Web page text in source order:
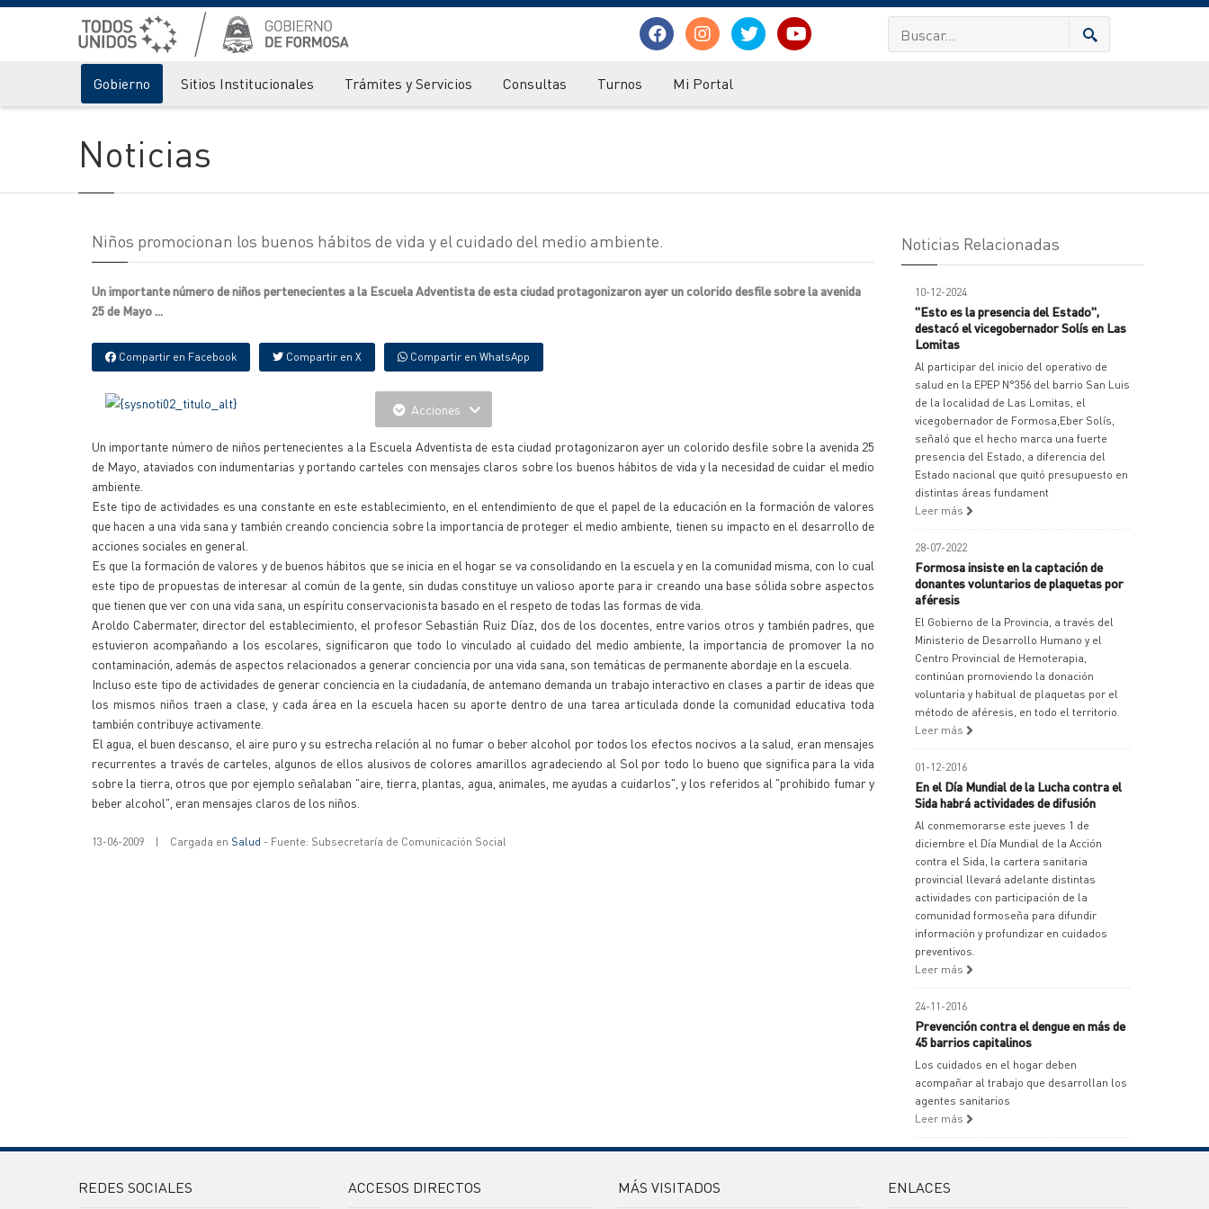
Gobierno Sitios Institucionales Trámites y Servicios Consultas Turnos Mi Portal
Noticias
Niños promocionan los buenos hábitos de vida y el cuidado del medio ambiente.
Un importante número de niños pertenecientes a la Escuela Adventista de esta ciudad protagonizaron ayer un colorido desfile sobre la avenida
25 de Mayo ...
Compartir en Facebook Compartir en X Compartir en WhatsApp
Acciones
Un importante número de niños pertenecientes a la Escuela Adventista de esta ciudad protagonizaron ayer un colorido desfile sobre la avenida 25
de Mayo, ataviados con indumentarias y portando carteles con mensajes claros sobre los buenos hábitos de vida y la necesidad de cuidar el medio
ambiente.
Este tipo de actividades es una constante en este establecimiento, en el entendimiento de que el papel de la educación en la formación de valores
que hacen a una vida sana y también creando conciencia sobre la importancia de proteger el medio ambiente, tienen su impacto en el desarrollo de
acciones sociales en general.
Es que la formación de valores y de buenos hábitos que se inicia en el hogar se va consolidando en la escuela y en la comunidad misma, con lo cual
este tipo de propuestas de interesar al común de la gente, sin dudas constituye un valioso aporte para ir creando una base sólida sobre aspectos
que tienen que ver con una vida sana, un espíritu conservacionista basado en el respeto de todas las formas de vida.
Aroldo Cabermater, director del establecimiento, el profesor Sebastián Ruiz Díaz, dos de los docentes, entre varios otros y también padres, que
estuvieron acompañando a los escolares, significaron que todo lo vinculado al cuidado del medio ambiente, la importancia de promover la no
contaminación, además de aspectos relacionados a generar conciencia por una vida sana, son temáticas de permanente abordaje en la escuela.
Incluso este tipo de actividades de generar conciencia en la ciudadanía, de antemano demanda un trabajo interactivo en clases a partir de ideas que
los mismos niños traen a clase, y cada área en la escuela hacen su aporte dentro de una tarea articulada donde la comunidad educativa toda
también contribuye activamente.
El agua, el buen descanso, el aire puro y su estrecha relación al no fumar o beber alcohol por todos los efectos nocivos a la salud, eran mensajes
recurrentes a través de carteles, algunos de ellos alusivos de colores amarillos agradeciendo al Sol por todo lo bueno que significa para la vida
sobre la tierra, otros que por ejemplo señalaban "aire, tierra, plantas, agua, animales, me ayudas a cuidarlos", y los referidos al "prohibido fumar y
beber alcohol", eran mensajes claros de los niños.
13-06-2009 | Cargada en Salud - Fuente: Subsecretaría de Comunicación Social
Noticias Relacionadas
10-12-2024
"Esto es la presencia del Estado",
destacó el vicegobernador Solís en Las
Lomitas
Al participar del inicio del operativo de
salud en la EPEP N°356 del barrio San Luis
de la localidad de Las Lomitas, el
vicegobernador de Formosa,Eber Solís,
señaló que el hecho marca una fuerte
presencia del Estado, a diferencia del
Estado nacional que quitó presupuesto en
distintas áreas fundament
Leer más
28-07-2022
Formosa insiste en la captación de
donantes voluntarios de plaquetas por
aféresis
El Gobierno de la Provincia, a través del
Ministerio de Desarrollo Humano y el
Centro Provincial de Hemoterapia,
continúan promoviendo la donación
voluntaria y habitual de plaquetas por el
método de aféresis, en todo el territorio.
Leer más
01-12-2016
En el Día Mundial de la Lucha contra el
Sida habrá actividades de difusión
Al conmemorarse este jueves 1 de
diciembre el Día Mundial de la Acción
contra el Sida, la cartera sanitaria
provincial llevará adelante distintas
actividades con participación de la
comunidad formoseña para difundir
información y profundizar en cuidados
preventivos.
Leer más
24-11-2016
Prevención contra el dengue en más de
45 barrios capitalinos
Los cuidados en el hogar deben
acompañar al trabajo que desarrollan los
agentes sanitarios
Leer más
REDES SOCIALES ACCESOS DIRECTOS MÁS VISITADOS ENLACES